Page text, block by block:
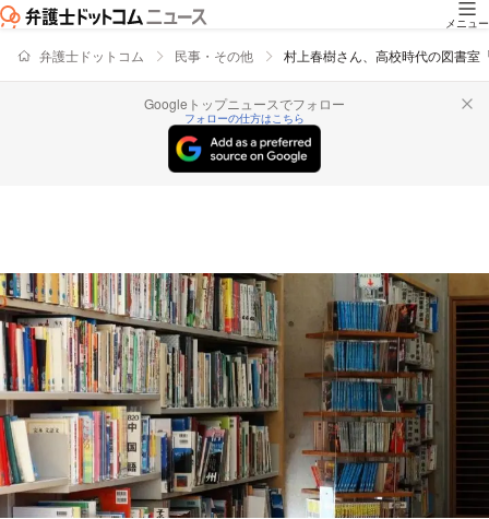
メニュー
弁護士ドットコム 民事・その他 村上春樹さん、高校時代の図書室
Googleトップニュースでフォロー
フォローの仕方はこちら